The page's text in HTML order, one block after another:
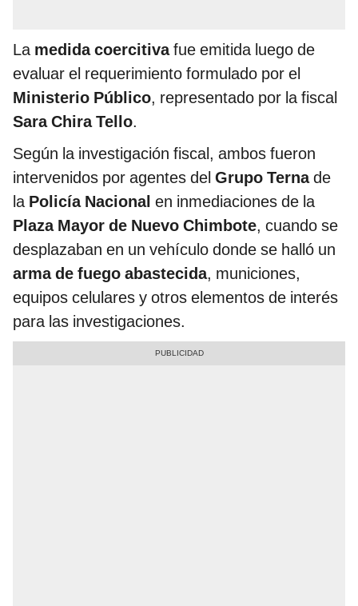
La medida coercitivafue emitida luego de
evaluar el requerimiento formulado por el
Ministerio Público, representado por la fiscal
Sara Chira Tello.
Según la investigación fiscal, ambos fueron
intervenidos por agentes del Grupo Ternade
la Policía Nacional en inmediaciones de la
Plaza Mayor de Nuevo Chimbote, cuando se
desplazaban en un vehículo donde se halló un
arma de fuego abastecida, municiones,
equipos celulares y otros elementos de interés
para las investigaciones.